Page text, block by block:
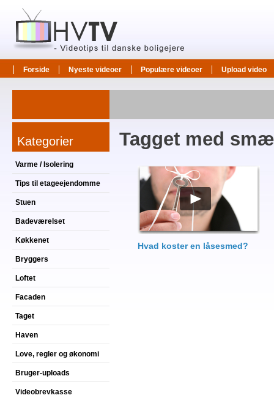
Forside Nyeste videoer Populære videoer Upload video
Kategorier
Varme / Isolering
Tips til etageejendomme
Stuen
Badeværelset
Køkkenet
Bryggers
Loftet
Facaden
Taget
Haven
Love, regler og økonomi
Bruger-uploads
Videobrevkasse
Tagget med
Hvad koster en låsesmed?